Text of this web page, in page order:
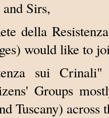
Sirs,
della
would like to
sui
Groups
Tuscany) across